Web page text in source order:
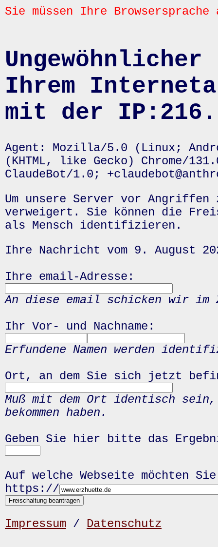
Sie müssen Ihre
Ihrem
mit der
Agent: Mozilla/5.0 (Linux;
(KHTML, like Gecko) Chrome/
ClaudeBot/1.0;
Um unsere Server vor
verweigert. Sie können die
als Mensch identifizieren.
Ihre Nachricht vom 9. August
Ihre email-Adresse:
An diese email schicken wir
Ihr Vor- und Nachname:
Erfundene Namen werden
Ort, an dem Sie sich jetzt
Muß mit dem Ort identisch
bekommen haben.
Geben Sie hier bitte das
Auf welche Webseite möchten
https://
Impressum / Datenschutz